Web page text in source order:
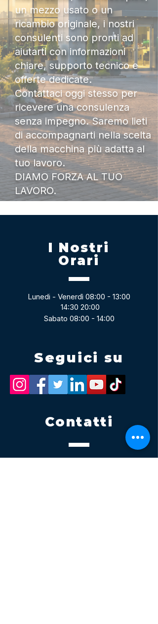
un mezzo usato o un
ricambio originale, i nostri
consulenti sono pronti ad
aiutarti con informazioni
chiare, supporto tecnico e
offerte dedicate.
Contattaci oggi stesso per
ricevere una consulenza
senza impegno. Saremo lieti
di accompagnarti nella scelta
della macchina più adatta al
tuo lavoro.
DIAMO FORZA AL TUO
LAVORO.
I Nostri
Orari
Lunedi - Venerdì 08:00 - 13:00
14:30 20:00
Sabato 08:00 - 14:00
Seguici su
Contatti